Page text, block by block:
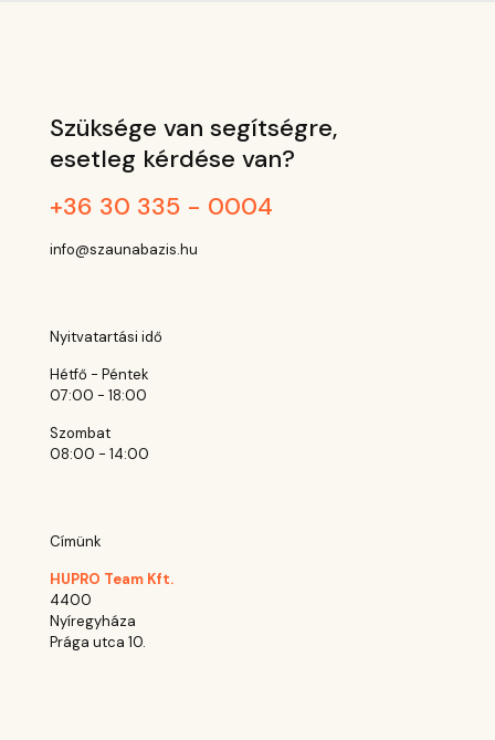
Szüksége van segítségre,
esetleg kérdése van?
+36 30 335 - 0004
info@szaunabazis.hu
Nyitvatartási idő
Hétfő - Péntek
07:00 - 18:00
Szombat
08:00 - 14:00
Címünk
HUPRO Team Kft.
4400
Nyíregyháza
Prága utca 10.